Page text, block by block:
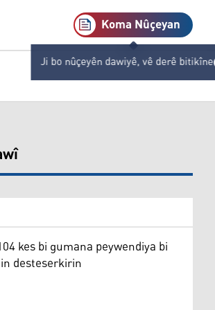
Koma Nûçeyan
Ji bo nûçeyên dawiyê, vê derê bitikîne
kes bi gumana peywendiya bi
desteserkirin